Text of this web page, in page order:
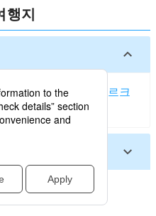
않도록 주의하세요.
장실은 유료입니다. 쇼
도 €0.5~1 정도의 사용
습니다. 화장실 입구에
, 미소로 인사하며 지불
전을 준비해 두는 것이
행지
뮌헨뒤셀도르프
함부르크
멘 (독일)
에르푸르트
트프리드리히스하펜